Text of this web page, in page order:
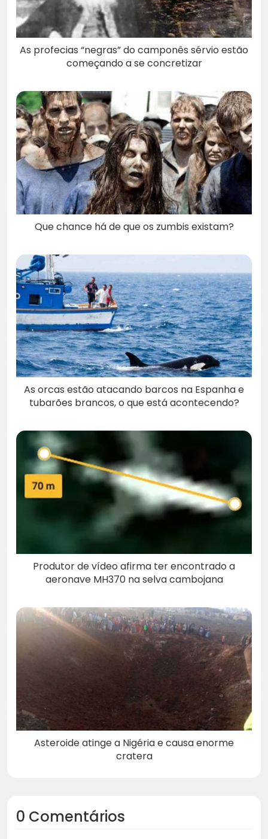
As profecias “negras” do camponês sérvio estão
começando a se concretizar
Que chance há de que os zumbis existam?
As orcas estão atacando barcos na Espanha e
tubarões brancos, o que está acontecendo?
Produtor de vídeo afirma ter encontrado a
aeronave MH370 na selva cambojana
Asteroide atinge a Nigéria e causa enorme
cratera
0 Comentários